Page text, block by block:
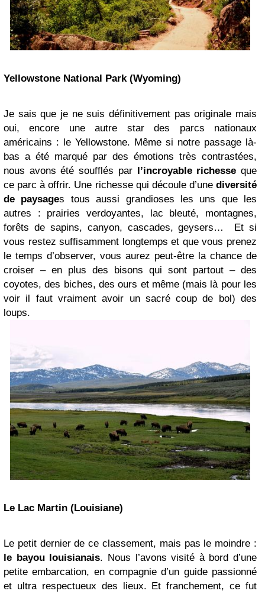
Yellowstone National Park (Wyoming)
Je sais que je ne suis définitivement pas originale mais
oui, encore une autre star des parcs nationaux
américains : le Yellowstone. Même si notre passage là-
bas a été marqué par des émotions très contrastées,
nous avons été soufflés par l’incroyable richesse que
ce parc à offrir. Une richesse qui découle d’une diversité
de paysages tous aussi grandioses les uns que les
autres : prairies verdoyantes, lac bleuté, montagnes,
forêts de sapins, canyon, cascades, geysers… Et si
vous restez suffisamment longtemps et que vous prenez
le temps d’observer, vous aurez peut-être la chance de
croiser – en plus des bisons qui sont partout – des
coyotes, des biches, des ours et même (mais là pour les
voir il faut vraiment avoir un sacré coup de bol) des
loups.
Le Lac Martin (Louisiane)
Le petit dernier de ce classement, mais pas le moindre :
le bayou louisianais. Nous l’avons visité à bord d’une
petite embarcation, en compagnie d’un guide passionné
et ultra respectueux des lieux. Et franchement, ce fut